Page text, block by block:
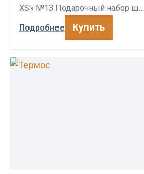
XS» №13 Подарочный набор ш…
Подробнее Купить